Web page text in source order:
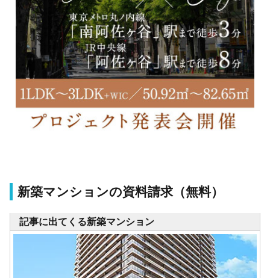
新築マンションの資料請求（無料）
記事に出てくる新築マンション